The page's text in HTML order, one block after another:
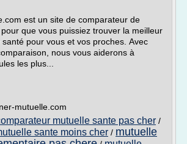
est un site de comparateur de
que vous puissiez trouver la meilleur
pour vous et vos proches. Avec
nous vous aiderons à
les plus...
mutuelle.com
mutuelle sante pas cher /
sante moins cher / mutuelle